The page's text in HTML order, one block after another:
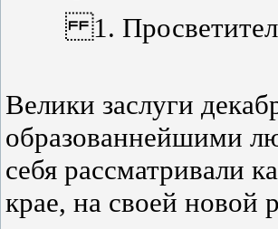
1.
Велики заслуги
образованнейшими
себя рассматривали
крае, на своей новой